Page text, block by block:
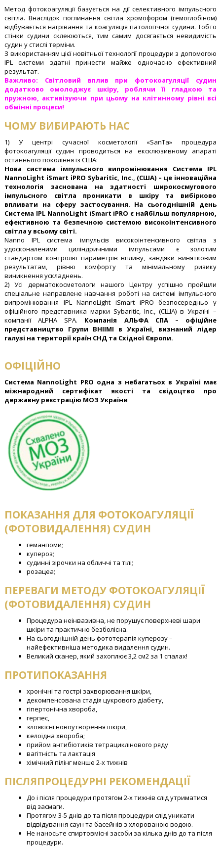
Метод фотокоагуляції базується на дії селективного імпульсного
світла. Внаслідок поглинання світла хромофором (гемоглобіном)
відбувається нагрівання та коагуляція патологічної судини. Тобто
стінки судини склеюються, тим самим досягається невидимість
судин у стислі терміни.
З використанням цієї новітньої технології процедури з допомогою
IPL системи здатні принести майже одночасно ефективний
результат.
Важливо: Світловий вплив при фотокоагуляції судин
додатково омолоджує шкіру, роблячи її гладкою та
пружною, активізуючи при цьому на клітинному рівні всі
обмінні процеси!
ЧОМУ ВИБИРАЮТЬ НАС
1) У центрі сучасної косметології «SanTa» процедура
фотокоагуляції судин проводиться на ексклюзивному апараті
останнього покоління із США:
Нова система імпульсного випромінювання Система IPL
NannoLight iSmart iPRO Sybaritic, Inc., (США) – це інноваційна
технологія заснована на здатності широкосмугового
імпульсного світла проникати в шкіру та вибірково
впливати на сферу застосування. На сьогоднішній день
Система IPL NannoLight iSmart iPRO є найбільш популярною,
ефективною та безпечною системою високоінтенсивного
світла у всьому світі.
Nanno IPL система імпульсів високоінтенсивного світла з
удосконаленими циліндричними імпульсами є золотим
стандартом контролю параметрів впливу, завдяки винятковим
результатам, рівню комфорту та мінімальному ризику
виникнення ускладнень.
2) Усі дерматокосметологи нашого Центру успішно пройшли
спеціальне направлене навчання роботі на системі імпульсного
випромінювання IPL NannoLight iSmart iPRO безпосередньо у
офіційного представника марки Sybaritic, Inc., (США) в Україні –
компанії ALPHA SPA. Компанія АЛЬФА СПА – офіційне
представництво Групи ВНІІМІ в Україні, визнаний лідер
галузі на території країн СНД та Східної Європи.
ОФІЦІЙНО
Система NannoLight PRO одна з небагатьох в Україні має
міжнародний сертифікат якості та свідоцтво про
державну реєстрацію МОЗ України
ПОКАЗАННЯ ДЛЯ ФОТОКОАГУЛЯЦІЇ
(ФОТОВИДАЛЕННЯ) СУДИН
гемангіоми;
купероз;
судинні зірочки на обличчі та тілі;
розацеа;
ПЕРЕВАГИ МЕТОДУ ФОТОКОАГУЛЯЦІЇ
(ФОТОВИДАЛЕННЯ) СУДИН
Процедура неінвазивна, не порушує поверхневі шари
шкіри та практично безболісна.
На сьогоднішній день фототерапія куперозу –
найефективніша методика видалення судин.
Великий сканер, який захоплює 3,2 см2 за 1 спалах!
ПРОТИПОКАЗАННЯ
хронічні та гострі захворювання шкіри,
декомпенсована стадія цукрового діабету,
гіпертонічна хвороба,
герпес,
злоякісні новоутворення шкіри,
келоїдна хвороба;
прийом антибіотиків тетрациклінового ряду
вагітність та лактація
хімічний пілінг менше 2-х тижнів
ПІСЛЯПРОЦЕДУРНІ РЕКОМЕНДАЦІЇ
До і після процедури протягом 2-х тижнів слід утриматися
від засмаги.
Протягом 3-5 днів до та після процедури слід уникати
відвідування саун та басейнів з хлорованою водою.
Не наносьте спиртовмісні засоби за кілька днів до та після
процедури.